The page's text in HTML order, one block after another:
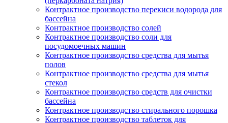
Контрактное производство перекиси водорода для
бассейна
Контрактное производство солей
Контрактное производство соли для
посудомоечных машин
Контрактное производство средства для мытья
полов
Контрактное производство средства для мытья
стекол
Контрактное производство средств для очистки
бассейна
Контрактное производство стирального порошка
Контрактное производство таблеток для